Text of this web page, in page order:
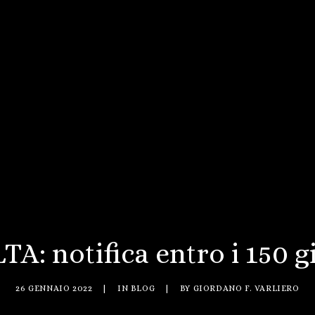
notifica entro i 150
26 GENNAIO 2022 IN BLOG BY GIORDANO F. VARLIERO